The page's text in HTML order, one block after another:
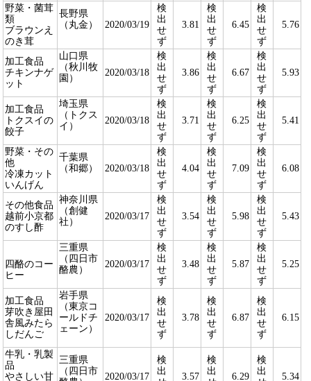
野菜・菌茸
類
ブラウンえ
のき茸
長野県
（丸金）
2020/03/19
検
出
せ
ず
3.81
検
出
せ
ず
6.45
検
出
せ
ず
5.76
加工食品
チキンナゲ
ット
山口県
（秋川牧
園）
2020/03/18
検
出
せ
ず
3.86
検
出
せ
ず
6.67
検
出
せ
ず
5.93
加工食品
トクスイの
餃子
埼玉県
（トクス
イ）
2020/03/18
検
出
せ
ず
3.71
検
出
せ
ず
6.25
検
出
せ
ず
5.41
野菜・その
他
冷凍カット
いんげん
千葉県
（和郷）
2020/03/18
検
出
せ
ず
4.04
検
出
せ
ず
7.09
検
出
せ
ず
6.08
その他食品
越前小京都
のすし酢
神奈川県
（創健
社）
2020/03/17
検
出
せ
ず
3.54
検
出
せ
ず
5.98
検
出
せ
ず
5.43
四酪のコー
ヒー
三重県
（四日市
酪農）
2020/03/17
検
出
せ
ず
3.48
検
出
せ
ず
5.87
検
出
せ
ず
5.25
加工食品
芽吹き屋田
舎風みたら
しだんご
岩手県
（東京コ
ールドチ
ェーン）
2020/03/17
検
出
せ
ず
3.78
検
出
せ
ず
6.87
検
出
せ
ず
6.15
牛乳・乳製
品
やさしい甘
三重県
（四日市
2020/03/17
検
出
3.57
検
出
6.29
検
出
5.34